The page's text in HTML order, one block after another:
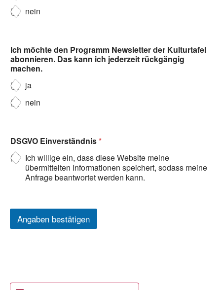
nein
Ich möchte den Programm Newsletter der Kulturtafel
abonnieren. Das kann ich jederzeit rückgängig
machen.
ja
nein
DSGVO Einverständnis*
Ich willige ein, dass diese Website meine
übermittelten Informationen speichert, sodass meine
Anfrage beantwortet werden kann.
Angaben bestätigen